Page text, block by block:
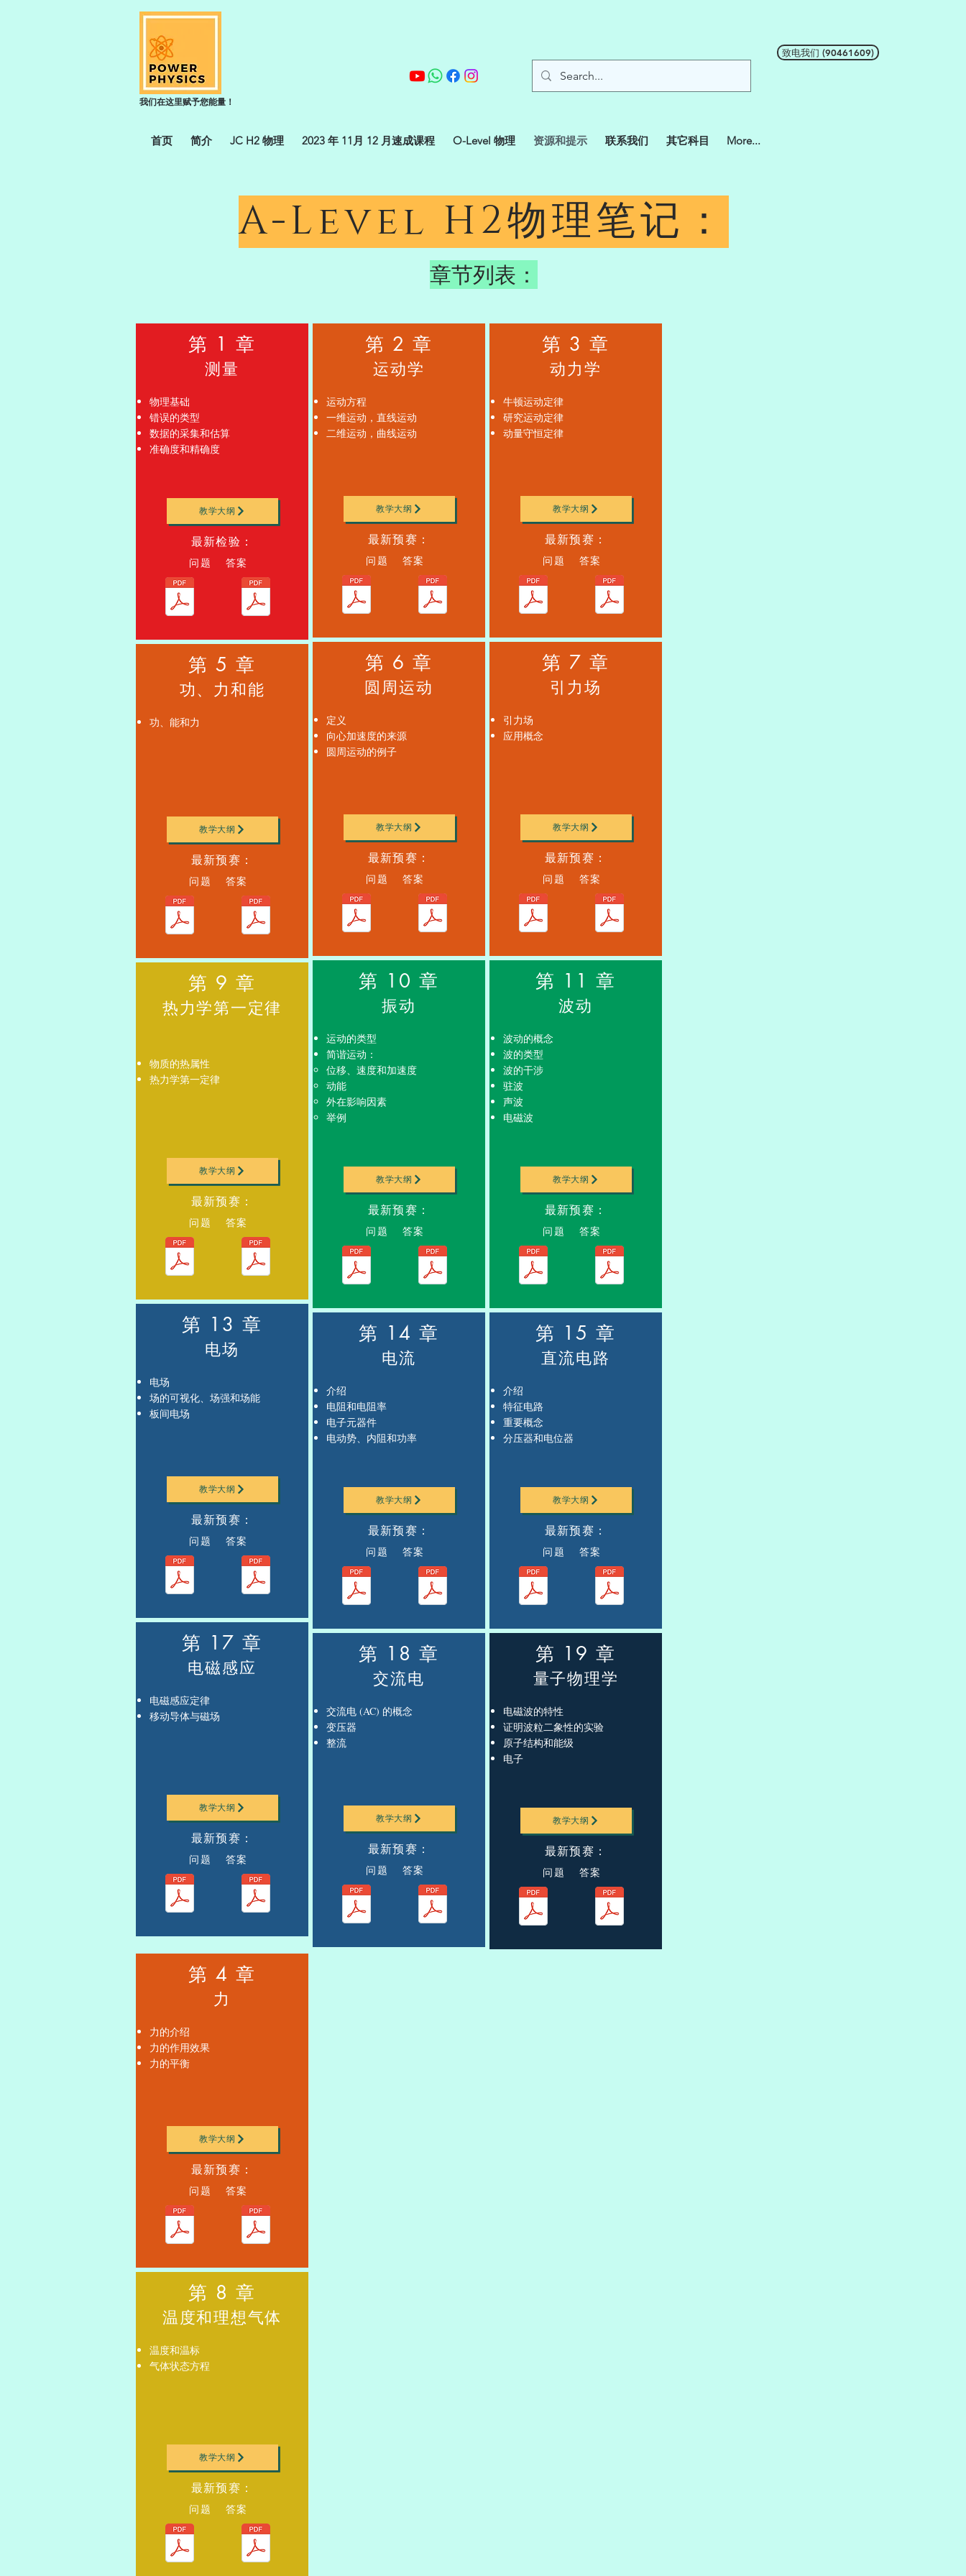
我们在这里赋予您能量！
首页 简介 JC H2 物理 2023 年 11月 12 月速成课程 O-Level 物理 资源和提示 联系我们 其它科目 More...
致电我们 (90461609)
A-Level H2物理笔记：
章节列表：
第 1 章
测量
物理基础
错误的类型
数据的采集和估算
准确度和精确度
教学大纲
最新检验：
问题 答案
第 5 章
功、力和能
功、能和力
教学大纲
最新预赛：
问题 答案
第 9 章
热力学第一定律
物质的热属性
热力学第一定律
教学大纲
最新预赛：
问题 答案
第 13 章
电场
电场
场的可视化、场强和场能
板间电场
教学大纲
最新预赛：
问题 答案
第 17 章
电磁感应
电磁感应定律
移动导体与磁场
教学大纲
最新预赛：
问题 答案
第 2 章
运动学
运动方程
一维运动，直线运动
二维运动，曲线运动
教学大纲
最新预赛：
问题 答案
第 6 章
圆周运动
定义
向心加速度的来源
圆周运动的例子
教学大纲
最新预赛：
问题 答案
第 10 章
振动
运动的类型
简谐运动：
位移、速度和加速度
动能
外在影响因素
举例
教学大纲
最新预赛：
问题 答案
第 14 章
电流
介绍
电阻和电阻率
电子元器件
电动势、内阻和功率
教学大纲
最新预赛：
问题 答案
第 18 章
交流电
交流电 (AC) 的概念
变压器
整流
教学大纲
最新预赛：
问题 答案
第 3 章
动力学
牛顿运动定律
研究运动定律
动量守恒定律
教学大纲
最新预赛：
问题 答案
第 7 章
引力场
引力场
应用概念
教学大纲
最新预赛：
问题 答案
第 11 章
波动
波动的概念
波的类型
波的干涉
驻波
声波
电磁波
教学大纲
最新预赛：
问题 答案
第 15 章
直流电路
介绍
特征电路
重要概念
分压器和电位器
教学大纲
最新预赛：
问题 答案
第 19 章
量子物理学
电磁波的特性
证明波粒二象性的实验
原子结构和能级
电子
教学大纲
最新预赛：
问题 答案
第 4 章
力
力的介绍
力的作用效果
力的平衡
教学大纲
最新预赛：
问题 答案
第 8 章
温度和理想气体
温度和温标
气体状态方程
教学大纲
最新预赛：
问题 答案